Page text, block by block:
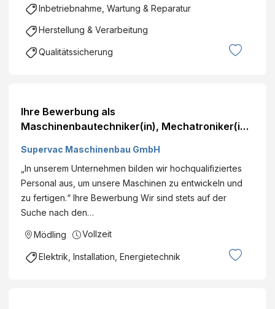
Inbetriebnahme, Wartung & Reparatur
Herstellung & Verarbeitung
Qualitätssicherung
Ihre Bewerbung als
Maschinenbautechniker(in), Mechatroniker(in)
Supervac Maschinenbau GmbH
„In unserem Unternehmen bilden wir hochqualifiziertes
Personal aus, um unsere Maschinen zu entwickeln und
zu fertigen.“ Ihre Bewerbung Wir sind stets auf der
Suche nach den…
Mödling Vollzeit
Elektrik, Installation, Energietechnik